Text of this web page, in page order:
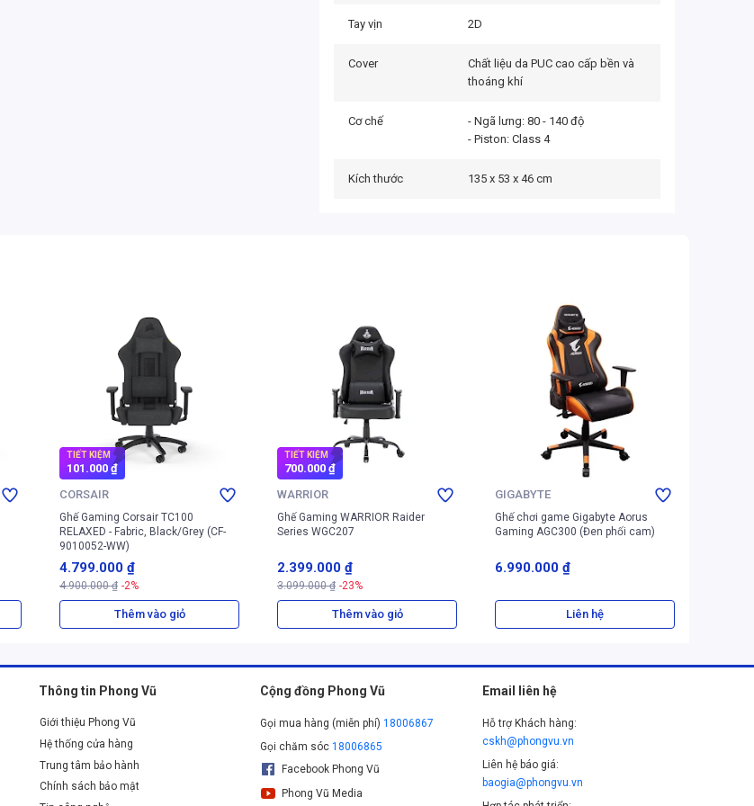
Tay vịn 2D
Cover
Chất liệu da PUC cao cấp bền và
thoáng khí
Cơ chế
- Ngã lưng: 80 - 140 độ
- Piston: Class 4
Kích thước 135 x 53 x 46 cm
TIẾT KIỆM
101.000 ₫
CORSAIR
Ghế Gaming Corsair TC100
RELAXED - Fabric, Black/Grey (CF-
9010052-WW)
4.799.000 ₫
4.900.000 ₫ -2%
Thêm vào giỏ
TIẾT KIỆM
700.000 ₫
WARRIOR
Ghế Gaming WARRIOR Raider
Series WGC207
2.399.000 ₫
3.099.000 ₫ -23%
Thêm vào giỏ
GIGABYTE
Ghế chơi game Gigabyte Aorus
Gaming AGC300 (Đen phối cam)
6.990.000 ₫
Liên hệ
Thông tin Phong Vũ
Giới thiệu Phong Vũ
Hệ thống cửa hàng
Trung tâm bảo hành
Chính sách bảo mật
Cộng đồng Phong Vũ
Gọi mua hàng (miễn phí)18006867
Gọi chăm sóc18006865
Facebook Phong Vũ
Phong Vũ Media
Email liên hệ
Hỗ trợ Khách hàng:
cskh@phongvu.vn
Liên hệ báo giá:
baogia@phongvu.vn